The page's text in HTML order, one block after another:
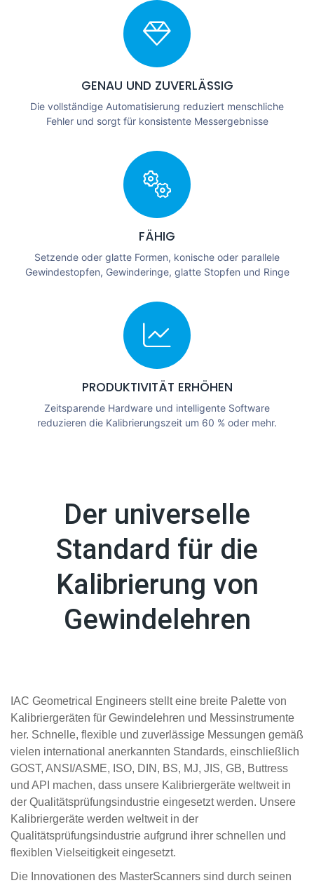
GENAU UND ZUVERLÄSSIG
Die vollständige Automatisierung reduziert menschliche
Fehler und sorgt für konsistente Messergebnisse
FÄHIG
Setzende oder glatte Formen, konische oder parallele
Gewindestopfen, Gewinderinge, glatte Stopfen und Ringe
PRODUKTIVITÄT ERHÖHEN
Zeitsparende Hardware und intelligente Software
reduzieren die Kalibrierungszeit um 60 % oder mehr.
Der universelle
Standard für die
Kalibrierung von
Gewindelehren
IAC Geometrical Engineers stellt eine breite Palette von
Kalibriergeräten für Gewindelehren und Messinstrumente
her. Schnelle, flexible und zuverlässige Messungen gemäß
vielen international anerkannten Standards, einschließlich
GOST, ANSI/ASME, ISO, DIN, BS, MJ, JIS, GB, Buttress
und API machen, dass unsere Kalibriergeräte weltweit in
der Qualitätsprüfungsindustrie eingesetzt werden. Unsere
Kalibriergeräte werden weltweit in der
Qualitätsprüfungsindustrie aufgrund ihrer schnellen und
flexiblen Vielseitigkeit eingesetzt.
Die Innovationen des MasterScanners sind durch seinen